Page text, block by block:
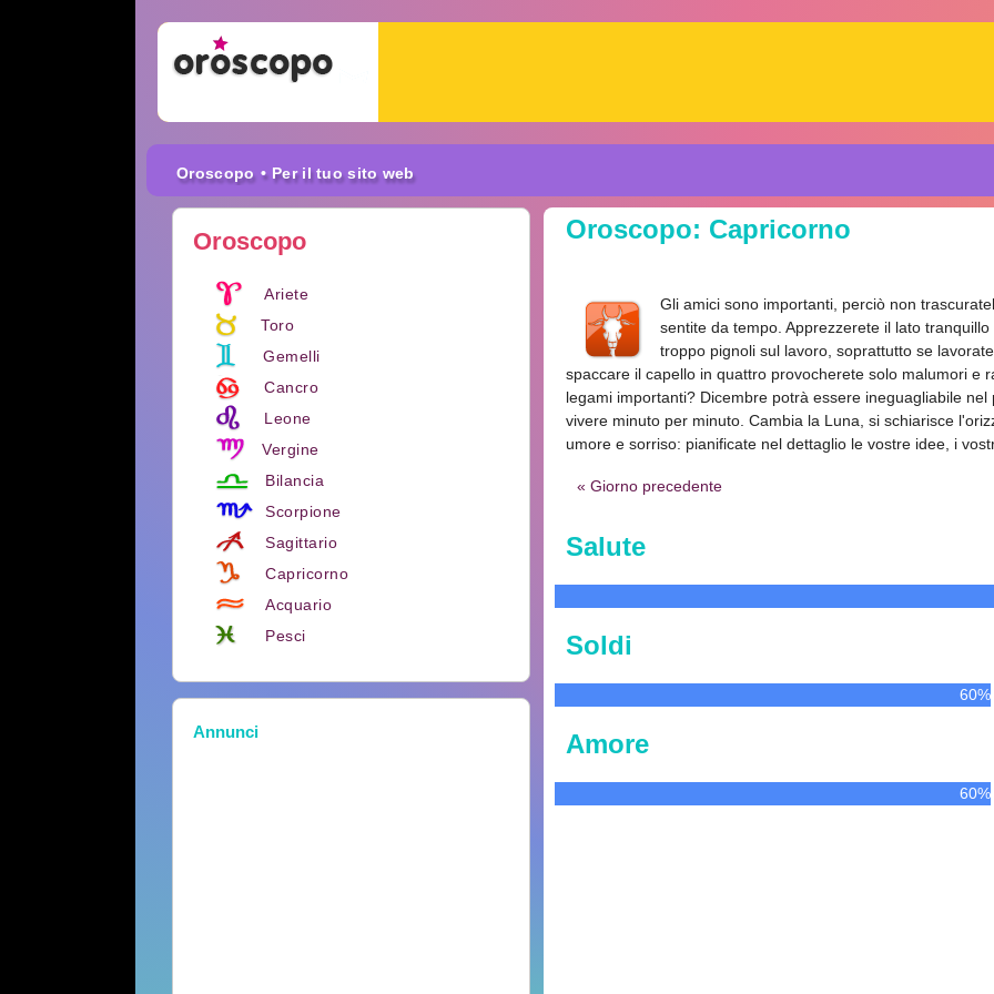
Oroscopo • Per il tuo sito web
Oroscopo
Ariete
Toro
Gemelli
Cancro
Leone
Vergine
Bilancia
Scorpione
Sagittario
Capricorno
Acquario
Pesci
Annunci
Oroscopo: Capricorno
Gli amici sono importanti, perciò non
sentite da tempo. Apprezzerete il lato
troppo pignoli sul lavoro, soprattutto se
spaccare il capello in quattro provocherete solo malumori e
legami importanti? Dicembre potrà essere ineguagliabile
vivere minuto per minuto. Cambia la Luna, si schiarisce
umore e sorriso: pianificate nel dettaglio le vostre idee, i
« Giorno precedente
Salute
Soldi
60%
Amore
60%